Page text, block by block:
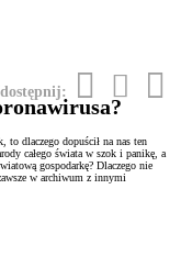
to dlaczego dopuścił na nas ten
całego świata w szok i panikę, a
gospodarkę? Dlaczego nie
w archiwum z innymi